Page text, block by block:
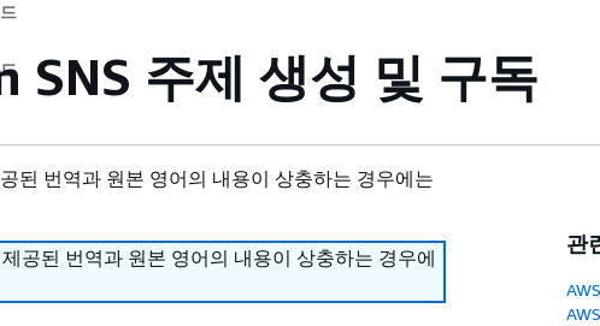
SNS 주제 생성 및 구독
된 번역과 원본 영어의 내용이 상충하는 경우에는
공된 번역과 원본 영어의 내용이 상충하는 경우에
관